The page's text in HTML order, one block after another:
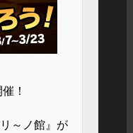
！
～ノ館』が